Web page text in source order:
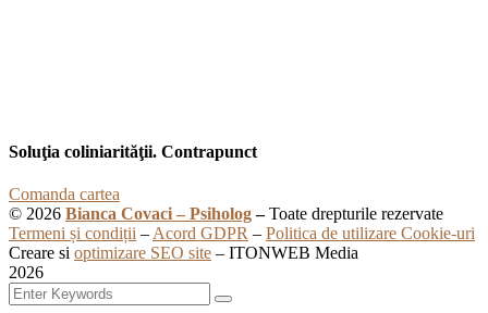
Soluţia coliniarităţii. Contrapunct
Comanda cartea
© 2026 Bianca Covaci – Psiholog–Toate drepturile rezervate
Termeni și condiții – Acord GDPR – Politica de utilizare Cookie-uri
Creare si optimizare SEO site – ITONWEB Media
2026